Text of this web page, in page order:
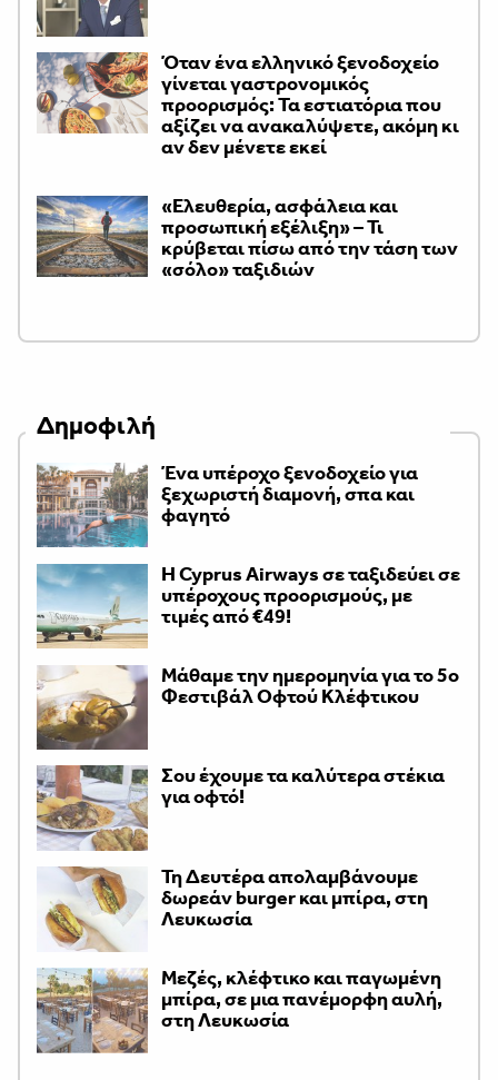
Όταν ένα ελληνικό ξενοδοχείο
γίνεται γαστρονομικός
προορισμός: Τα εστιατόρια που
αξίζει να ανακαλύψετε, ακόμη κι
αν δεν μένετε εκεί
«Ελευθερία, ασφάλεια και
προσωπική εξέλιξη» – Τι
κρύβεται πίσω από την τάση των
«σόλο» ταξιδιών
Δημοφιλή
Ένα υπέροχο ξενοδοχείο για
ξεχωριστή διαμονή, σπα και
φαγητό
H Cyprus Airways σε ταξιδεύει σε
υπέροχους προορισμούς, με
τιμές από €49!
Μάθαμε την ημερομηνία για το 5ο
Φεστιβάλ Οφτού Κλέφτικου
Σου έχουμε τα καλύτερα στέκια
για οφτό!
Τη Δευτέρα απολαμβάνουμε
δωρεάν burger και μπίρα, στη
Λευκωσία
Μεζές, κλέφτικο και παγωμένη
μπίρα, σε μια πανέμορφη αυλή,
στη Λευκωσία